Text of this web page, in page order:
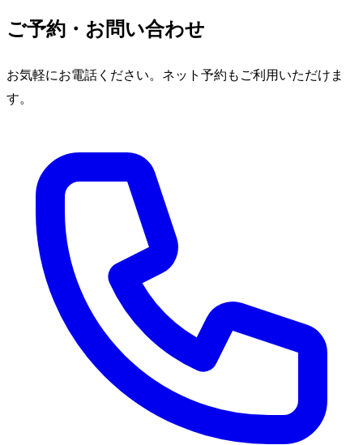
ご予約・お問い合わせ
お気軽にお電話ください。ネット予約もご利用いただけま
す。